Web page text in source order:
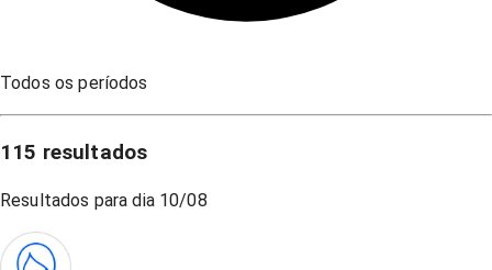
Todos os períodos
115 resultados
Resultados para dia 10/08